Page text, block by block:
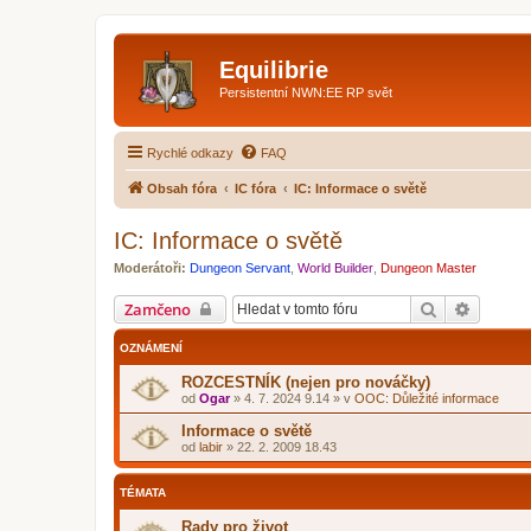
Equilibrie
Persistentní NWN:EE RP svět
Rychlé odkazy FAQ
Obsah fóra IC fóra IC: Informace o světě
IC: Informace o světě
Moderátoři: Dungeon Servant World Builder Dungeon Master
Zamčeno Hledat
OZNÁMENÍ
ROZCESTNÍK (nejen pro nováčky)
od Ogar» 4. 7. 2024 9.14 » v OOC: Důležité informace
Informace o světě
od labir » 22. 2. 2009 18.43
TÉMATA
Rady pro život